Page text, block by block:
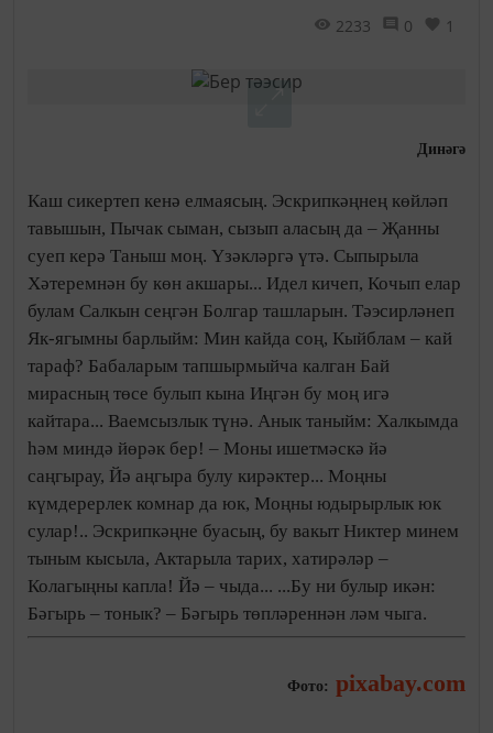
2233 0 1
Динәгә
Каш сикертеп кенә елмаясың. Эскрипкәңнең көйләп
тавышын, Пычак сыман, сызып аласың да – Җанны
суеп керә Таныш моң. Үзәкләргә үтә. Сыпырыла
Хәтеремнән бу көн акшары... Идел кичеп, Кочып елар
булам Салкын сеңгән Болгар ташларын. Тәэсирләнеп
Як-ягымны барлыйм: Мин кайда соң, Кыйблам – кай
тараф? Бабаларым тапшырмыйча калган Бай
мирасның төсе булып кына Иңгән бу моң игә
кайтара... Ваемсызлык түнә. Анык таныйм: Халкымда
һәм миндә йөрәк бер! – Моны ишетмәскә йә
саңгырау, Йә аңгыра булу кирәктер... Моңны
күмдерерлек комнар да юк, Моңны юдырырлык юк
сулар!.. Эскрипкәңне буасың, бу вакыт Никтер минем
тыным кысыла, Актарыла тарих, хатирәләр –
Колагыңны капла! Йә – чыда... ...Бу ни булыр икән:
Бәгырь – тонык? – Бәгырь төпләреннән ләм чыга.
Фото: pixabay.com